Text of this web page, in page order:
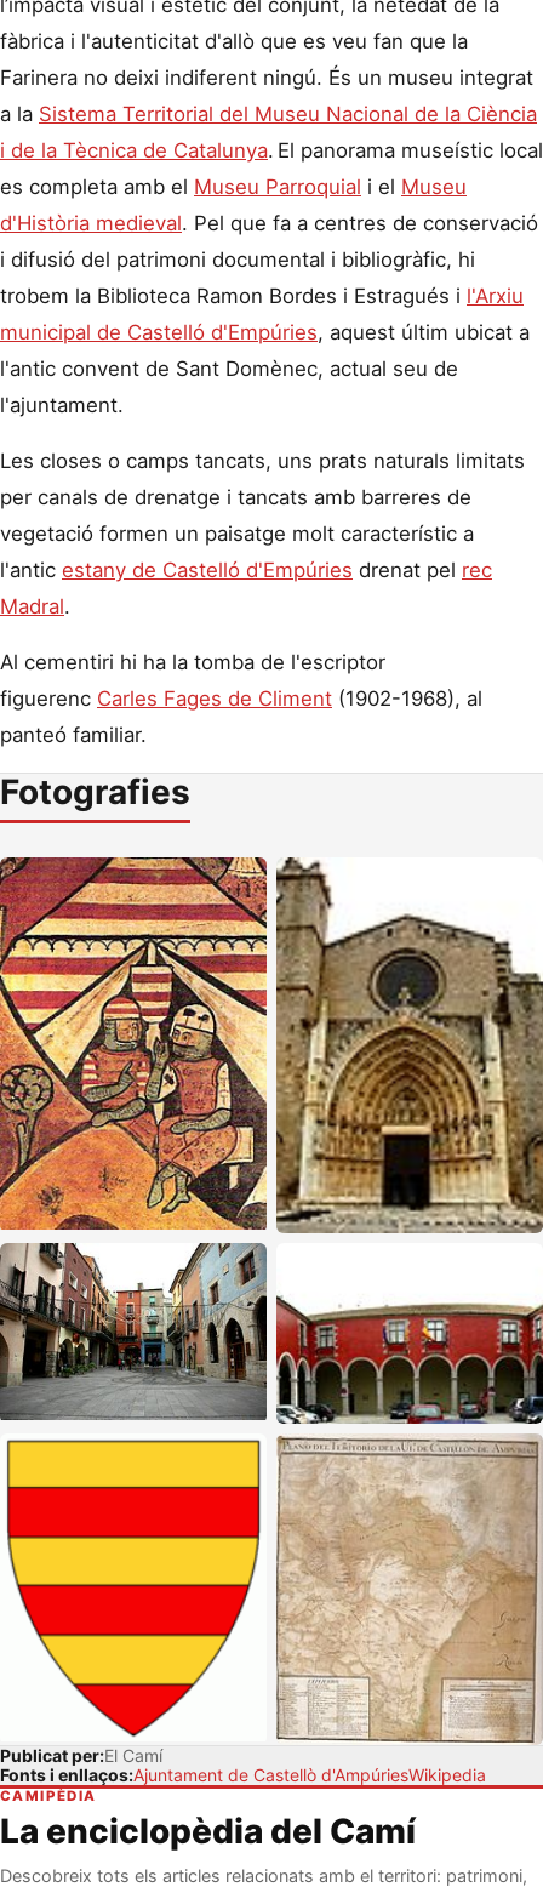
fàbrica i l'autenticitat d'allò que es veu fan que la
Farinera no deixi indiferent ningú. És un museu integrat
a la Sistema Territorial del Museu Nacional de la Ciència
i de la Tècnica de Catalunya. El panorama museístic local
es completa amb el Museu Parroquial i el Museu
d'Història medieval. Pel que fa a centres de conservació
i difusió del patrimoni documental i bibliogràfic, hi
trobem la Biblioteca Ramon Bordes i Estragués i l'Arxiu
municipal de Castelló d'Empúries, aquest últim ubicat a
l'antic convent de Sant Domènec, actual seu de
l'ajuntament.
Les closes o camps tancats, uns prats naturals limitats
per canals de drenatge i tancats amb barreres de
vegetació formen un paisatge molt característic a
l'antic estany de Castelló d'Empúries drenat pel rec
Madral.
Al cementiri hi ha la tomba de l'escriptor
figuerenc Carles Fages de Climent (1902-1968), al
panteó familiar.
Fotografies
Publicat per:El Camí
Fonts i enllaços:Ajuntament de Castellò d'AmpúriesWikipedia
CAMIPÈDIA
La enciclopèdia del Camí
Descobreix tots els articles relacionats amb el territori: patrimoni,